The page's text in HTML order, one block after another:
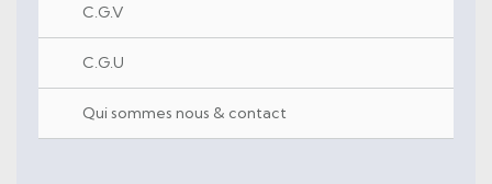
C.G.V
C.G.U
Qui sommes nous & contact